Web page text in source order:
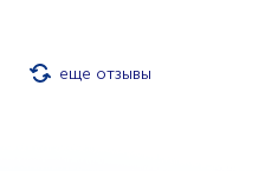
еще отзывы